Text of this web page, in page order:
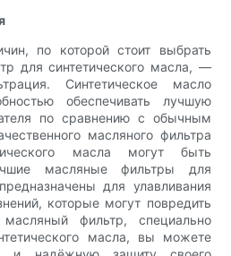
по которой стоит выбрать
для синтетического масла, —
Синтетическое масло
обеспечивать лучшую
по сравнению с обычным
масляного фильтра
масла могут быть
масляные фильтры для
для улавливания
которые могут повредить
масляный фильтр, специально
масла, вы можете